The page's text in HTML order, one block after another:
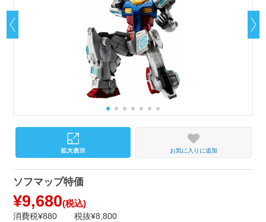
お気に入りに追加
ソフマップ特価
¥9,680(税込)
消費税¥880 税抜¥8,800